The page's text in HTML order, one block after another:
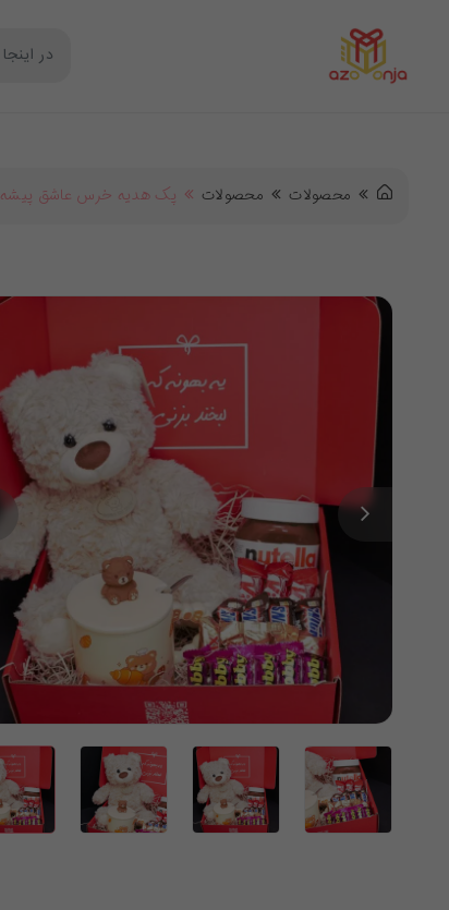
محصولات محصولات پک هدیه خرس عاشق پیشه